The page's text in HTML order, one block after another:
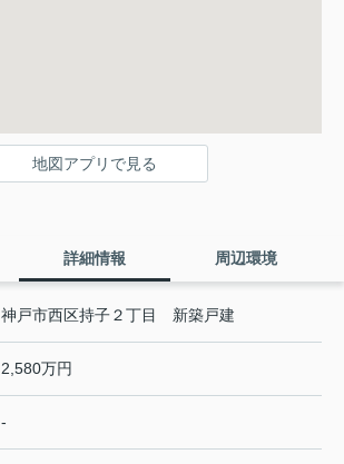
地図アプリで見る
詳細情報 周辺環境
神戸市西区持子２丁目 新築戸建
2,580万円
-